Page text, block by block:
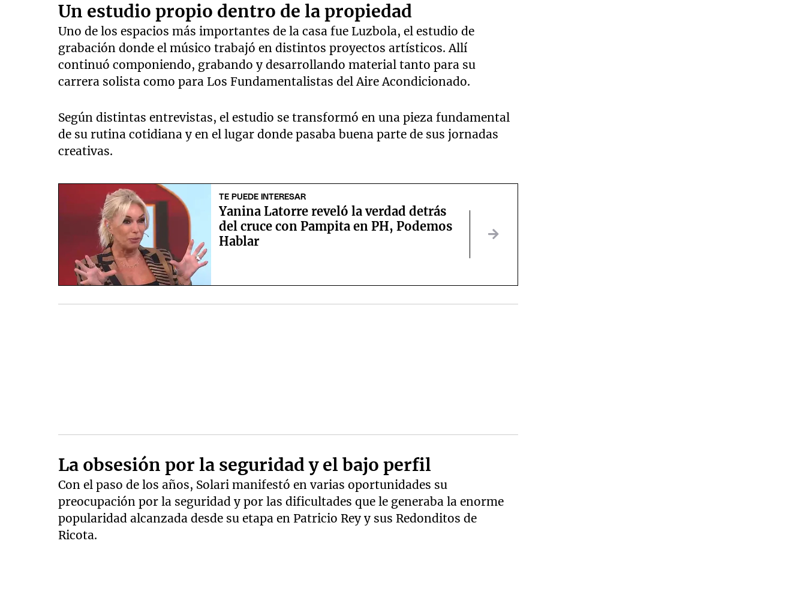
Un estudio propio dentro de la propiedad
Uno de los espacios más importantes de la casa fue Luzbola, el estudio de
grabación donde el músico trabajó en distintos proyectos artísticos. Allí
continuó componiendo, grabando y desarrollando material tanto para su
carrera solista como para Los Fundamentalistas del Aire Acondicionado.
Según distintas entrevistas, el estudio se transformó en una pieza fundamental
de su rutina cotidiana y en el lugar donde pasaba buena parte de sus jornadas
creativas.
TE PUEDE INTERESAR
Yanina Latorre reveló la verdad detrás
del cruce con Pampita en PH, Podemos
Hablar
La obsesión por la seguridad y el bajo perfil
Con el paso de los años, Solari manifestó en varias oportunidades su
preocupación por la seguridad y por las dificultades que le generaba la enorme
popularidad alcanzada desde su etapa en Patricio Rey y sus Redonditos de
Ricota.